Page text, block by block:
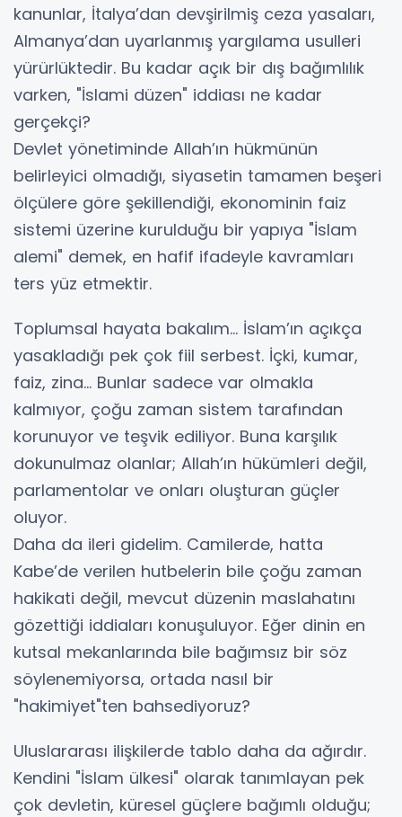
kanunlar, İtalya’dan devşirilmiş ceza yasaları,
Almanya’dan uyarlanmış yargılama usulleri
yürürlüktedir. Bu kadar açık bir dış bağımlılık
varken, "İslami düzen" iddiası ne kadar
gerçekçi?
Devlet yönetiminde Allah’ın hükmünün
belirleyici olmadığı, siyasetin tamamen beşeri
ölçülere göre şekillendiği, ekonominin faiz
sistemi üzerine kurulduğu bir yapıya "İslam
alemi" demek, en hafif ifadeyle kavramları
ters yüz etmektir.
Toplumsal hayata bakalım... İslam’ın açıkça
yasakladığı pek çok fiil serbest. İçki, kumar,
faiz, zina… Bunlar sadece var olmakla
kalmıyor, çoğu zaman sistem tarafından
korunuyor ve teşvik ediliyor. Buna karşılık
dokunulmaz olanlar; Allah’ın hükümleri değil,
parlamentolar ve onları oluşturan güçler
oluyor.
Daha da ileri gidelim. Camilerde, hatta
Kabe’de verilen hutbelerin bile çoğu zaman
hakikati değil, mevcut düzenin maslahatını
gözettiği iddiaları konuşuluyor. Eğer dinin en
kutsal mekanlarında bile bağımsız bir söz
söylenemiyorsa, ortada nasıl bir
"hakimiyet"ten bahsediyoruz?
Uluslararası ilişkilerde tablo daha da ağırdır.
Kendini "İslam ülkesi" olarak tanımlayan pek
çok devletin, küresel güçlere bağımlı olduğu;